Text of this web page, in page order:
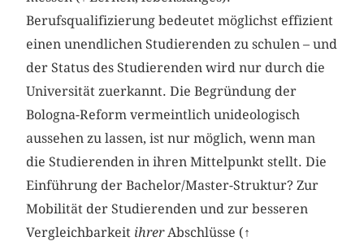
Berufsqualifizierung bedeutet möglichst effizient
einen unendlichen Studierenden zu schulen – und
der Status des Studierenden wird nur durch die
Universität zuerkannt. Die Begründung der
Bologna-Reform vermeintlich unideologisch
aussehen zu lassen, ist nur möglich, wenn man
die Studierenden in ihren Mittelpunkt stellt. Die
Einführung der Bachelor/Master-Struktur? Zur
Mobilität der Studierenden und zur besseren
Vergleichbarkeit ihrer Abschlüsse (↑